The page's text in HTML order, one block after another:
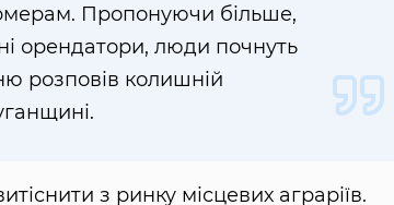
Пропонуючи більше,
орендатори, люди почнуть
розповів колишній
з ринку місцевих аграріїв.